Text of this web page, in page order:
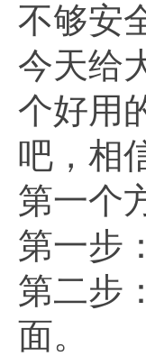
不够安
今天给
个好用
吧，相
第一个
第一步
第二步
面。